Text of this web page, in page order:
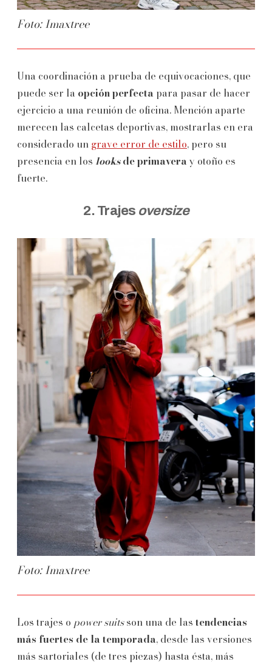
Foto: Imaxtree
Una coordinación a prueba de equivocaciones, que
puede ser la opción perfecta para pasar de hacer
ejercicio a una reunión de oficina. Mención aparte
merecen las calcetas deportivas, mostrarlas en era
considerado un grave error de estilo, pero su
presencia en los looksde primaveray otoño es
fuerte.
2. Trajes oversize
Foto: Imaxtree
Los trajes o power suitsson una de las tendencias
más fuertes de la temporada, desde las versiones
más sartoriales (de tres piezas) hasta ésta, más